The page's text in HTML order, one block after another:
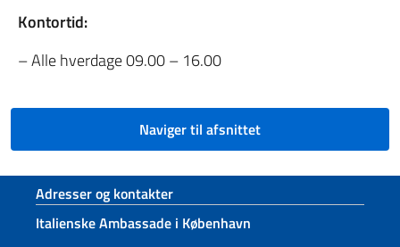
Kontortid:
– Alle hverdage 09.00 – 16.00
Naviger til afsnittet
Sidefod sektion
Adresser og kontakter
Italienske Ambassade i København